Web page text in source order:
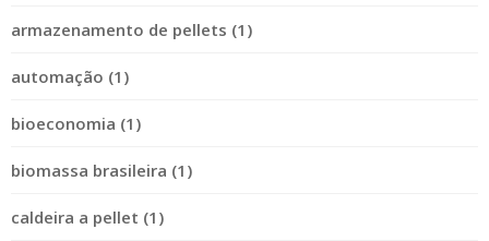
armazenamento de pellets (1)
automação (1)
bioeconomia (1)
biomassa brasileira (1)
caldeira a pellet (1)